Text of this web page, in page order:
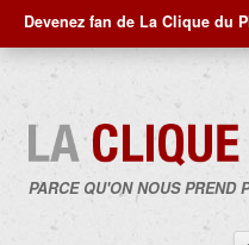
Devenez fan de La Clique du
PARCE QU'ON NOUS PREND